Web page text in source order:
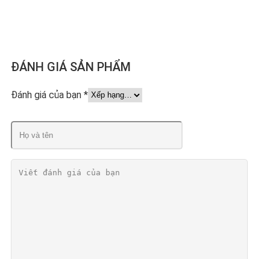
ĐÁNH GIÁ SẢN PHẨM
Đánh giá của bạn *